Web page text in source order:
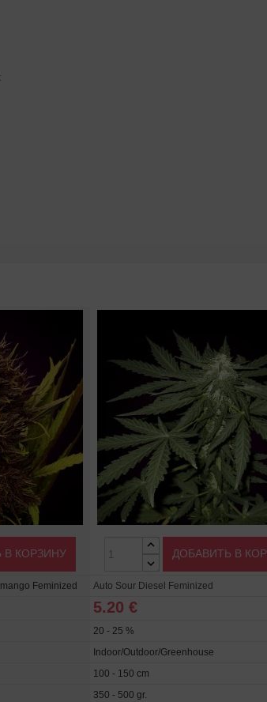
В КОРЗИНУ ДОБАВИТЬ В
Feminized Auto Sour Diesel Feminized
5.20 €
20 - 25 %
Indoor/Outdoor/Greenhouse
100 - 150 cm
350 - 500 gr.